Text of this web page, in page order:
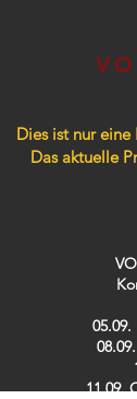
Dies ist nur
Das aktuelle
05.09.
11.09.